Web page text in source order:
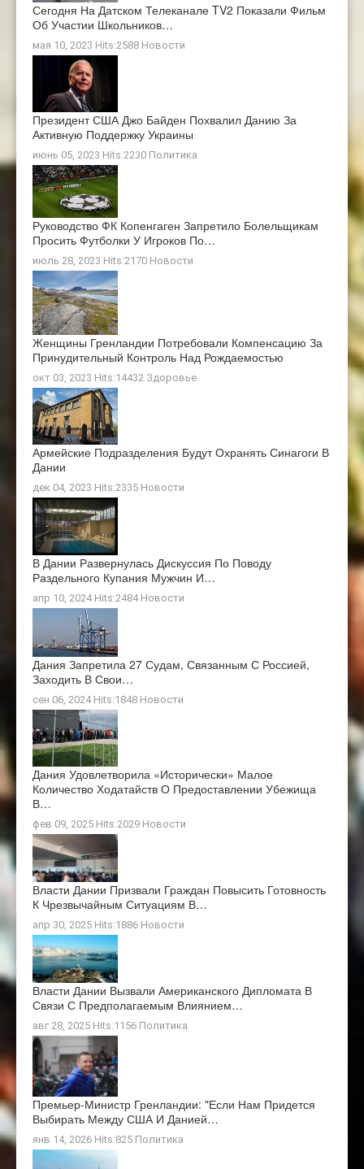
Сегодня На Датском Телеканале TV2 Показали Фильм
Об Участии Школьников…
мая 10, 2023 Hits:2588 Новости
Президент США Джо Байден Похвалил Данию За
Активную Поддержку Украины
июнь 05, 2023 Hits:2230 Политика
Руководство ФК Копенгаген Запретило Болельщикам
Просить Футболки У Игроков По…
июль 28, 2023 Hits:2170 Новости
Женщины Гренландии Потребовали Компенсацию За
Принудительный Контроль Над Рождаемостью
окт 03, 2023 Hits:14432 Здоровье
Армейские Подразделения Будут Охранять Синагоги В
Дании
дек 04, 2023 Hits:2335 Новости
В Дании Развернулась Дискуссия По Поводу
Раздельного Купания Мужчин И…
апр 10, 2024 Hits:2484 Новости
Дания Запретила 27 Судам, Связанным С Россией,
Заходить В Свои…
сен 06, 2024 Hits:1848 Новости
Дания Удовлетворила «исторически» Малое
Количество Ходатайств О Предоставлении Убежища
В…
фев 09, 2025 Hits:2029 Новости
Власти Дании Призвали Граждан Повысить Готовность
К Чрезвычайным Ситуациям В…
апр 30, 2025 Hits:1886 Новости
Власти Дании Вызвали Американского Дипломата В
Связи С Предполагаемым Влиянием…
авг 28, 2025 Hits:1156 Политика
Премьер-Министр Гренландии: "Если Нам Придется
Выбирать Между США И Данией…
янв 14, 2026 Hits:825 Политика